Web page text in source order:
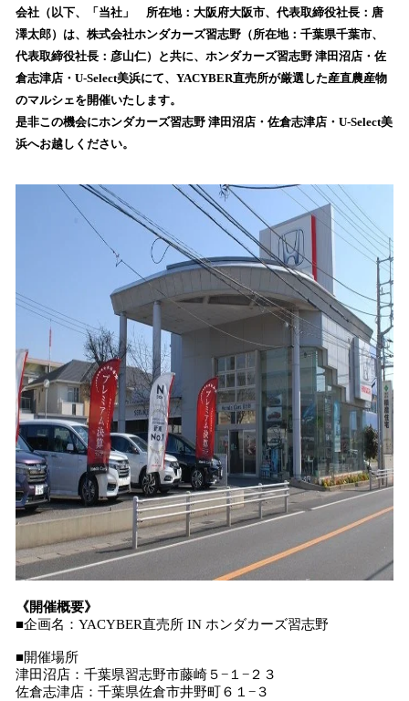
数
を
読
み
込
み
中
で
会社（以下、「当社」 所在地：⼤阪府⼤阪市、代表取締役社⻑：唐
澤太郎）は、株式会社ホンダカーズ習志野（所在地：千葉県千葉市、
代表取締役社長：彦山仁）と共に、ホンダカーズ習志野 津田沼店・佐
倉志津店・U-Select美浜にて、YACYBER直売所が厳選した産直農産物
のマルシェを開催いたします。
是非この機会にホンダカーズ習志野 津田沼店・佐倉志津店・U-Select美
浜へお越しください。
《開催概要》
■企画名：YACYBER直売所 IN ホンダカーズ習志野
■開催場所
津田沼店：千葉県習志野市藤崎５−１−２３
佐倉志津店：千葉県佐倉市井野町６１−３